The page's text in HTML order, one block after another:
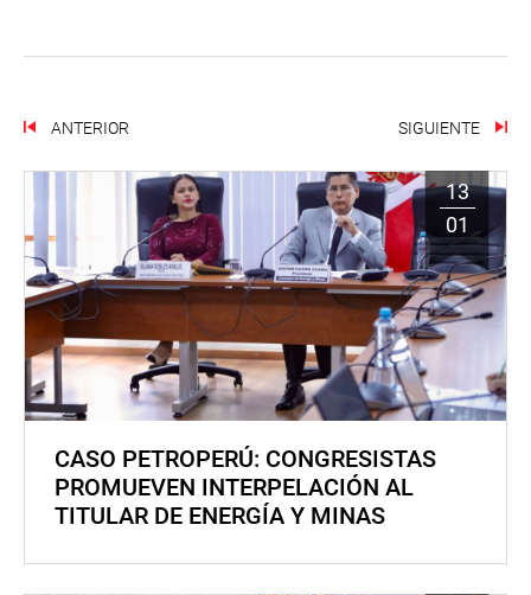
ANTERIOR SIGUIENTE
13
01
CASO PETROPERÚ: CONGRESISTAS
PROMUEVEN INTERPELACIÓN AL
TITULAR DE ENERGÍA Y MINAS